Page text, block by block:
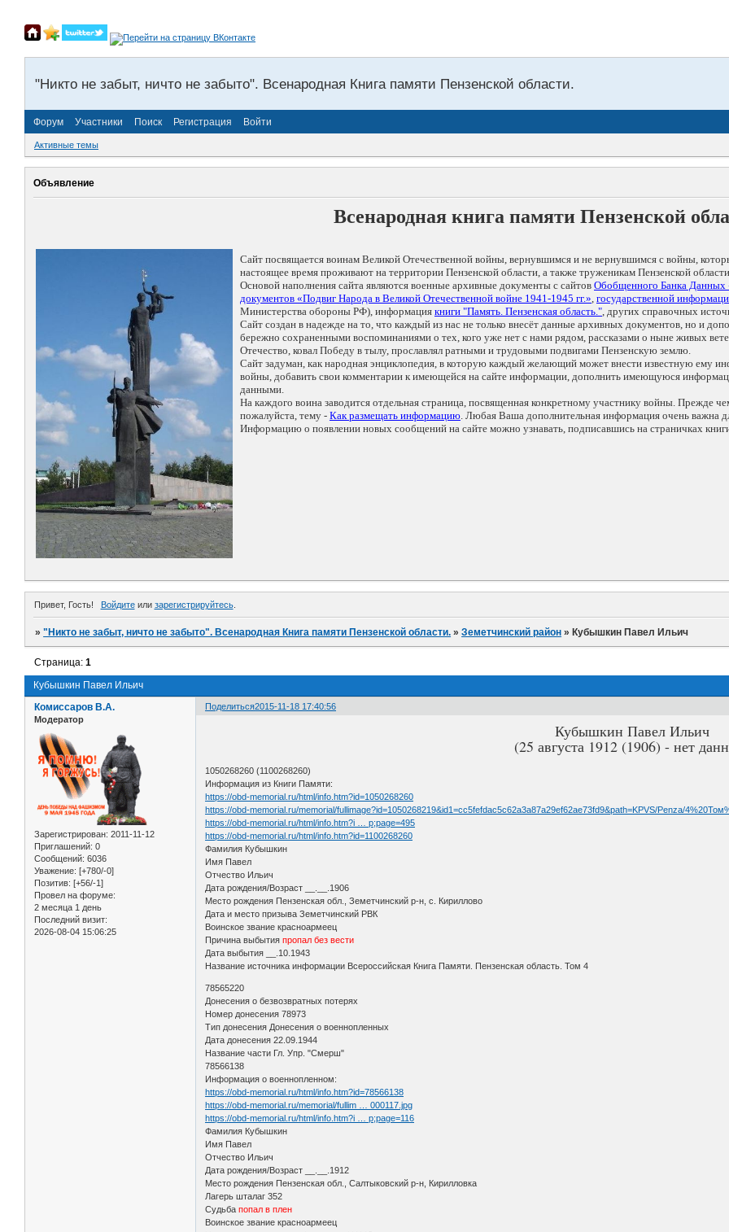
"Никто не забыт, ничто не забыто". Всенародная Книга памяти Пензенской области.
Форум Участники Поиск Регистрация Войти
Активные темы
Объявление
Всенародная книга памяти Пензенской
Сайт посвящается воинам Великой Отечественной войны, вернувшимся и не вернувшимся с войны,
настоящее время проживают на территории Пензенской области, а также труженикам Пензенской
Основой наполнения сайта являются военные архивные документы с сайтов Обобщенного Банка
документов «Подвиг Народа в Великой Отечественной войне 1941-1945 гг.», государственной
Министерства обороны РФ), информация книги "Память. Пензенская область.", других справочных
Сайт создан в надежде на то, что каждый из нас не только внесёт данные архивных документов, но и
бережно сохраненными воспоминаниями о тех, кого уже нет с нами рядом, рассказами о ныне живых
Отечество, ковал Победу в тылу, прославлял ратными и трудовыми подвигами Пензенскую землю.
Сайт задуман, как народная энциклопедия, в которую каждый желающий может внести известную ему
войны, добавить свои комментарии к имеющейся на сайте информации, дополнить имеющуюся
данными.
На каждого воина заводится отдельная страница, посвященная конкретному участнику войны. Прежде
пожалуйста, тему - Как размещать информацию. Любая Ваша дополнительная информация очень важна
Информацию о появлении новых сообщений на сайте можно узнавать, подписавшись на страничках
Привет, Гость! Войдитеили зарегистрируйтесь.
»"Никто не забыт, ничто не забыто". Всенародная Книга памяти Пензенской области. »Земетчинский район » Кубышкин Павел Ильич
Кубышкин Павел Ильич
Страница:1
Поделиться2015-11-18 17:40:56
Комиссаров В.А.
Модератор
Зарегистрирован: 2011-11-12
Приглашений: 0
Сообщений: 6036
Уважение: [+780/-0]
Позитив: [+56/-1]
Провел на форуме:
2 месяца 1 день
Последний визит:
2026-08-04 15:06:25
Кубышкин Павел Ильич
(25 августа 1912 (1906) - нет
1050268260 (1100268260)
Информация из Книги Памяти:
https://obd-memorial.ru/html/info.htm?id=1050268260
https://obd-memorial.ru/memorial/fullimage?id=1050268219&id1=cc5fefdac5c62a3a87a29ef62ae73fd9&path=KPVS/Penza/
https://obd-memorial.ru/html/info.htm?i … p;page=495
https://obd-memorial.ru/html/info.htm?id=1100268260
Фамилия Кубышкин
Имя Павел
Отчество Ильич
Дата рождения/Возраст __.__.1906
Место рождения Пензенская обл., Земетчинский р-н, с. Кириллово
Дата и место призыва Земетчинский РВК
Воинское звание красноармеец
Причина выбытияпропал без вести
Дата выбытия __.10.1943
Название источника информации Всероссийская Книга Памяти. Пензенская область. Том 4
78565220
Донесения о безвозвратных потерях
Номер донесения 78973
Тип донесения Донесения о военнопленных
Дата донесения 22.09.1944
Название части Гл. Упр. "Смерш"
78566138
Информация о военнопленном:
https://obd-memorial.ru/html/info.htm?id=78566138
https://obd-memorial.ru/memorial/fullim … 000117.jpg
https://obd-memorial.ru/html/info.htm?i … p;page=116
Фамилия Кубышкин
Имя Павел
Отчество Ильич
Дата рождения/Возраст __.__.1912
Место рождения Пензенская обл., Салтыковский р-н, Кирилловка
Лагерь шталаг 352
Судьбапопал в плен
Воинское звание красноармеец